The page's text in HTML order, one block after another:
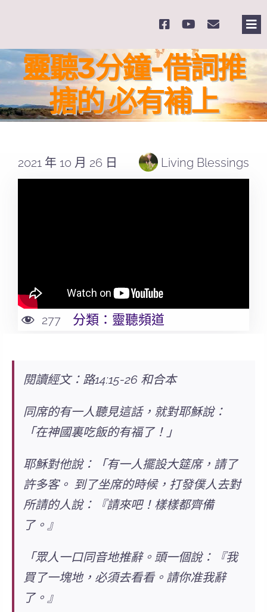
content
靈聽3分鐘-借詞推
搪的 必有補上
2021 年 10 月 26 日 Living Blessings
277 分類： 靈聽頻道
閱讀經文：路14:15-26 和合本
同席的有一人聽見這話，就對耶穌說：
「在神國裏吃飯的有福了！」
耶穌對他說：「有一人擺設大筵席，請了
許多客。 到了坐席的時候，打發僕人去對
所請的人說：『請來吧！樣樣都齊備
了。』
「眾人一口同音地推辭。頭一個說：『我
買了一塊地，必須去看看。請你准我辭
了。』